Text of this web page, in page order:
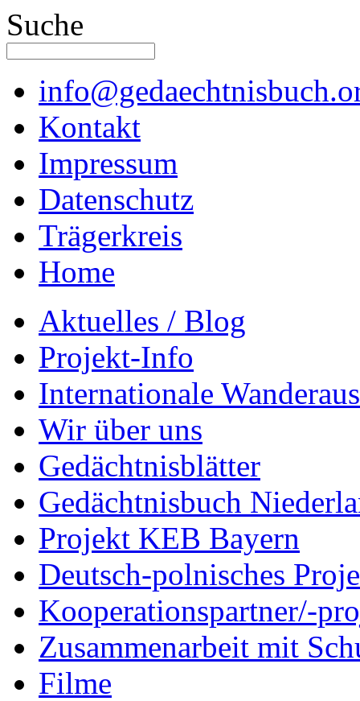
Suche
Kontakt
Impressum
Datenschutz
Trägerkreis
Home
Aktuelles / Blog
Projekt-Info
Internationale
Wir über uns
Gedächtnisblätter
Gedächtnisbuch
Projekt KEB Bayern
Deutsch-polnisches
Kooperationspartner/-
Zusammenarbeit mit
Filme